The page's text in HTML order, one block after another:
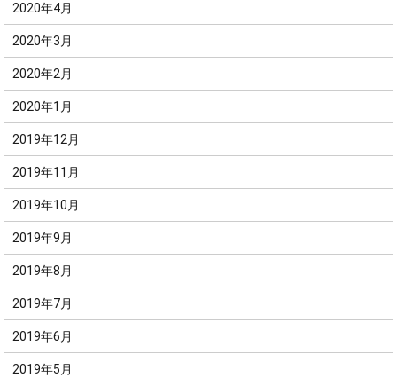
2020年4月
2020年3月
2020年2月
2020年1月
2019年12月
2019年11月
2019年10月
2019年9月
2019年8月
2019年7月
2019年6月
2019年5月